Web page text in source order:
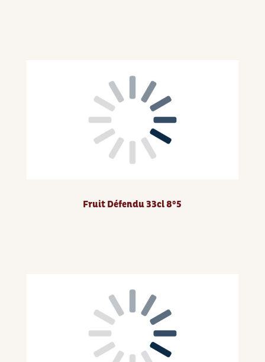
Fruit Défendu 33cl 8°5